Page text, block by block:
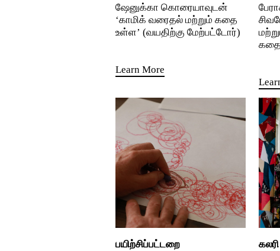
ஷேனுக்கா கொரையாவுடன்
‘காமிக் வரைதல் மற்றும் கதை
உள்ள’ (வயதிற்கு மேற்பட்டோர்)
Learn More
பயிற்சிப்பட்டறை